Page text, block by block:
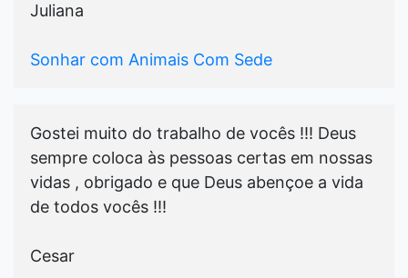
Juliana
Sonhar com Animais Com Sede
Gostei muito do trabalho de vocês !!! Deus
sempre coloca às pessoas certas em nossas
vidas , obrigado e que Deus abençoe a vida
de todos vocês !!!
Cesar